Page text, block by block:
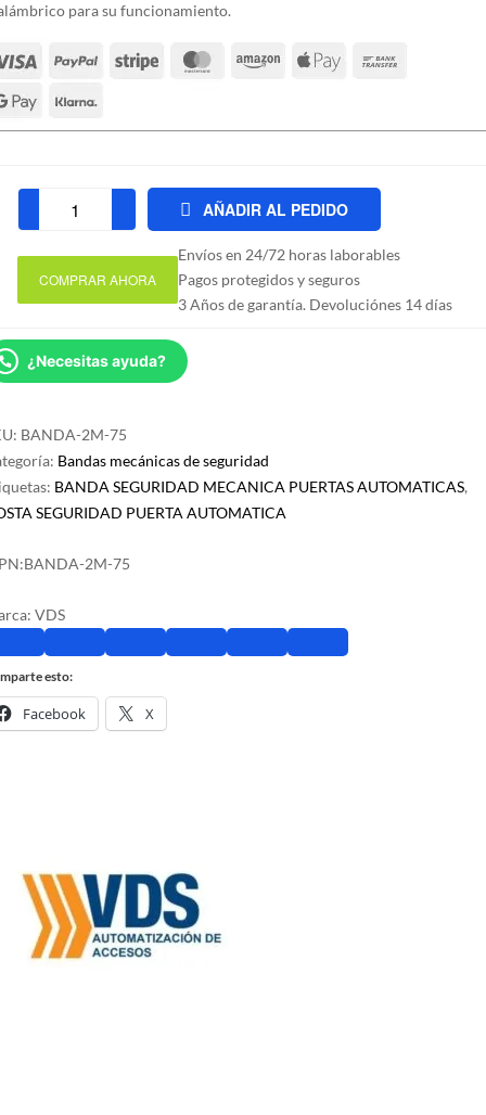
para su funcionamiento.
Banda
de
metros
75mm
grosor
cantidad
AÑADIR AL PEDIDO
COMPRAR AHORA
Envíos en 24/72 horas laborables
Pagos protegidos y seguros
3 Años de garantía. Devoluciónes 14 días
¿Necesitas ayuda?
BANDA-2M-75
Bandas mecánicas de seguridad
BANDA SEGURIDAD MECANICA PUERTAS AUTOMATICAS,
SEGURIDAD PUERTA AUTOMATICA
BANDA-2M-75
VDS
esto:
Facebook X